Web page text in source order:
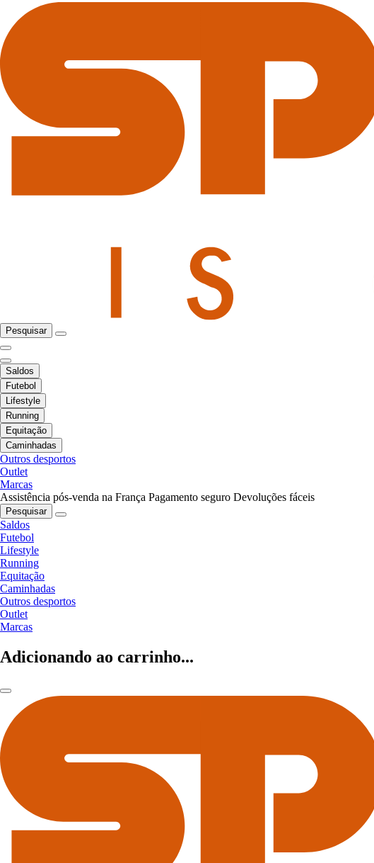
Pesquisar
Saldos
Futebol
Lifestyle
Running
Equitação
Caminhadas
Outros desportos
Outlet
Marcas
Assistência pós-venda na França Pagamento seguro Devoluções fáceis
Pesquisar
Saldos
Futebol
Lifestyle
Running
Equitação
Caminhadas
Outros desportos
Outlet
Marcas
Adicionando ao carrinho...